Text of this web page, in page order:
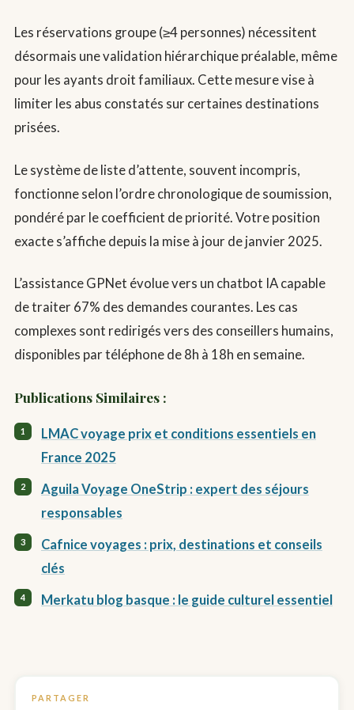
Les réservations groupe (≥4 personnes) nécessitent
désormais une validation hiérarchique préalable, même
pour les ayants droit familiaux. Cette mesure vise à
limiter les abus constatés sur certaines destinations
prisées.
Le système de liste d’attente, souvent incompris,
fonctionne selon l’ordre chronologique de soumission,
pondéré par le coefficient de priorité. Votre position
exacte s’affiche depuis la mise à jour de janvier 2025.
L’assistance GPNet évolue vers un chatbot IA capable
de traiter 67% des demandes courantes. Les cas
complexes sont redirigés vers des conseillers humains,
disponibles par téléphone de 8h à 18h en semaine.
Publications Similaires :
LMAC voyage prix et conditions essentiels en
France 2025
Aguila Voyage OneStrip : expert des séjours
responsables
Cafnice voyages : prix, destinations et conseils
clés
Merkatu blog basque : le guide culturel essentiel
PARTAGER